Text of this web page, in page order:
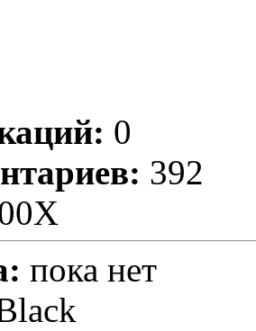
0
392
пока нет